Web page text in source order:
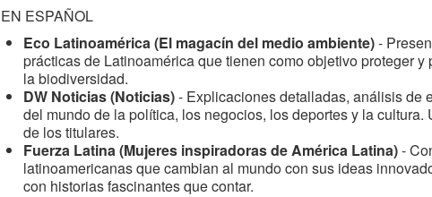
EN ESPAÑOL
Eco Latinoamérica (El magacín del medio ambiente)-
prácticas de Latinoamérica que tienen como objetivo proteger
la biodiversidad.
DW Noticias (Noticias)- Explicaciones detalladas, análisis de
del mundo de la política, los negocios, los deportes y la
de los titulares.
Fuerza Latina (Mujeres inspiradoras de América Latina)-
latinoamericanas que cambian al mundo con sus ideas
con historias fascinantes que contar.